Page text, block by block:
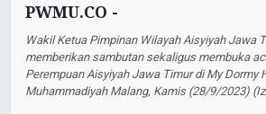
PWMU.CO -
Wakil Ketua Pimpinan Wilayah Aisyiyah Jawa
memberikan sambutan sekaligus membuka
Perempuan Aisyiyah Jawa Timur di My Dormy
Muhammadiyah Malang, Kamis (28/9/2023)